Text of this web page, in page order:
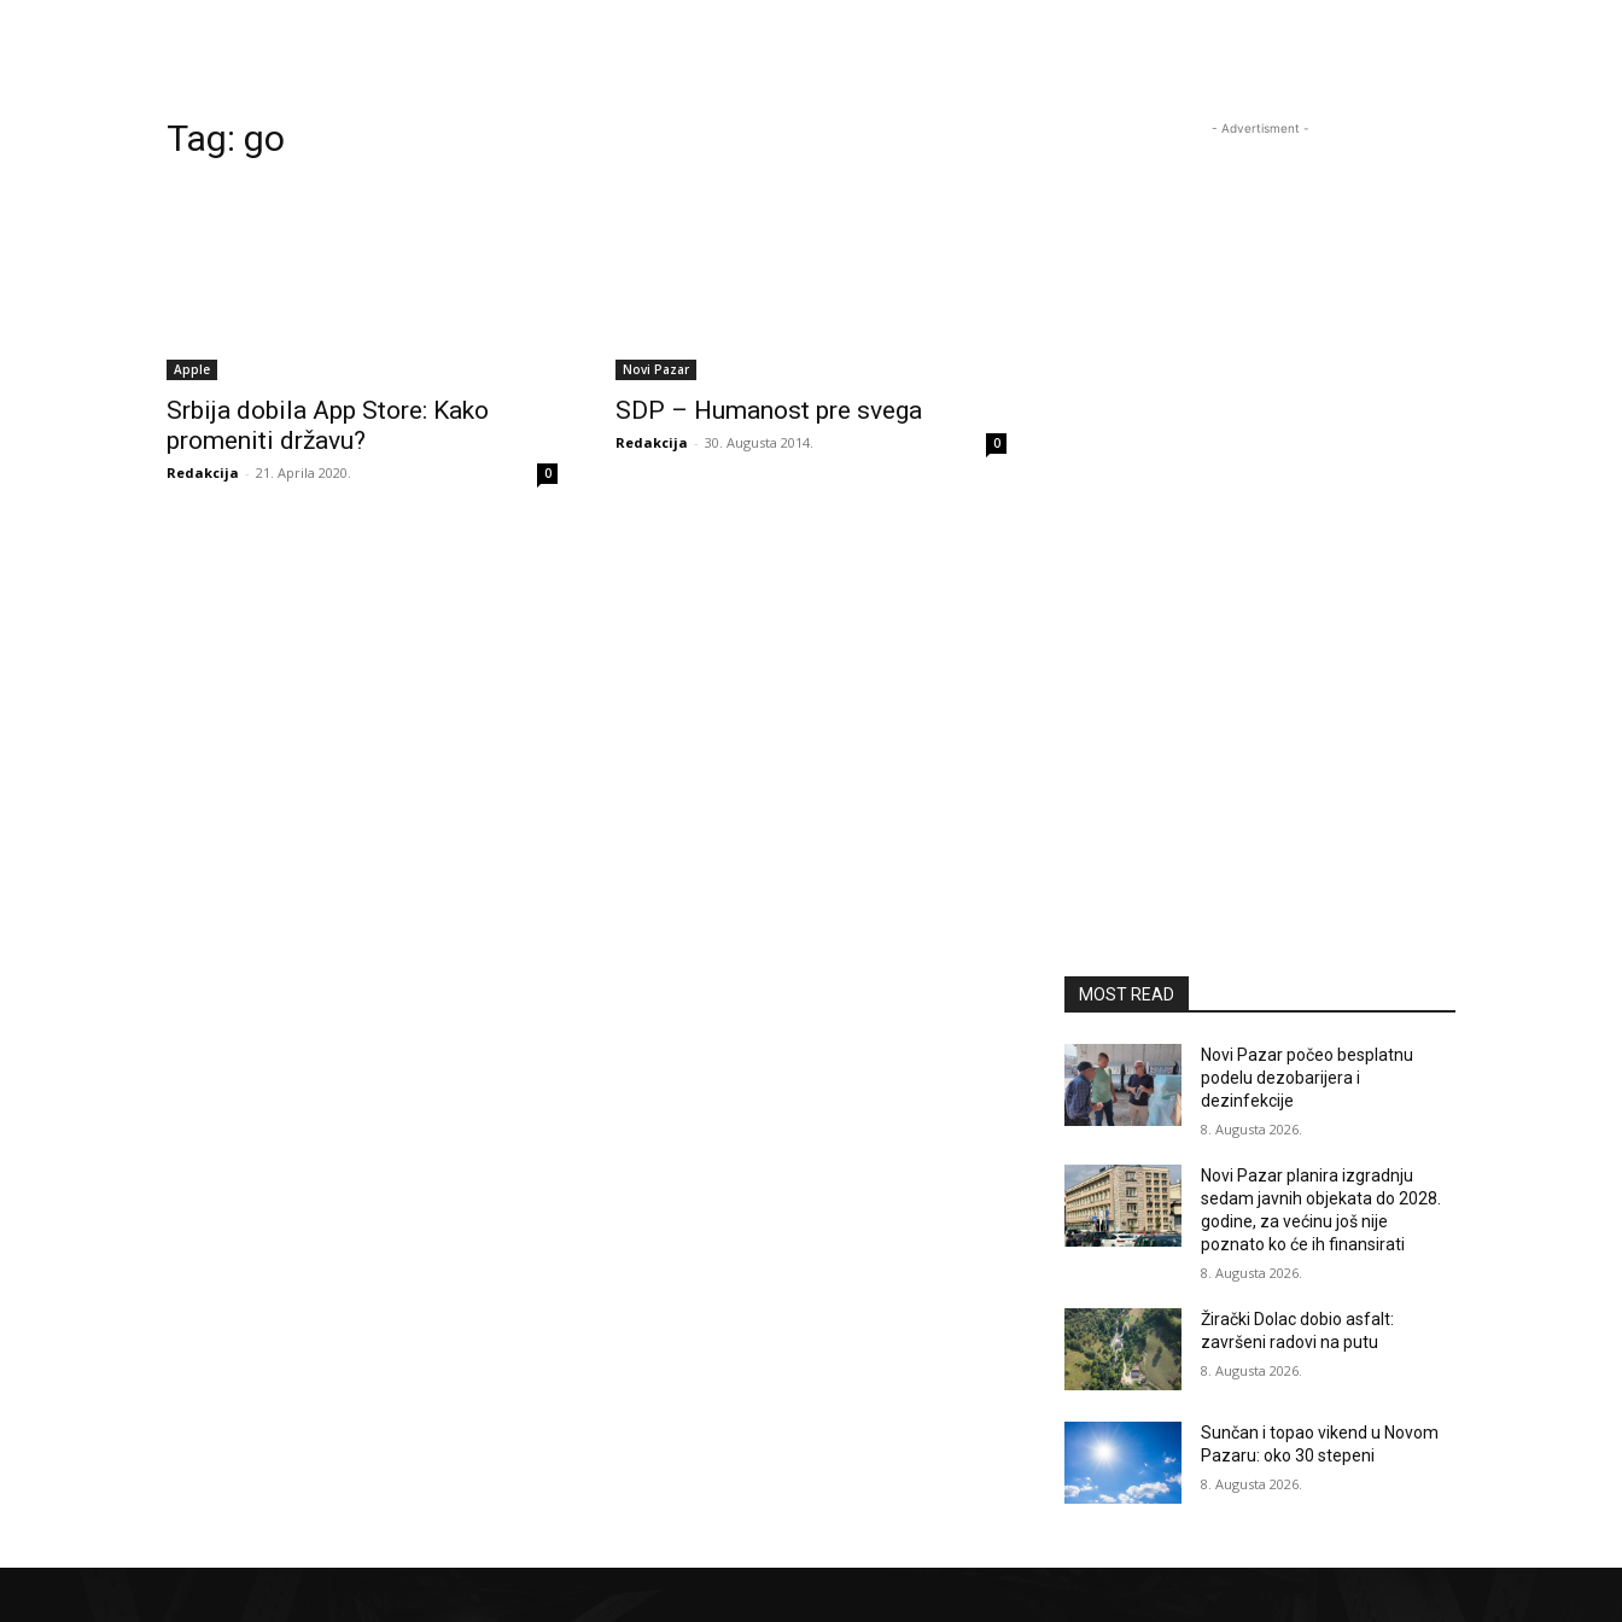
Tag: go
Apple
Srbija dobila App Store: Kako
promeniti državu?
Redakcija - 21. Aprila 2020. 0
Novi Pazar
SDP – Humanost pre svega
Redakcija - 30. Augusta 2014. 0
- Advertisment -
MOST READ
Novi Pazar počeo besplatnu
podelu dezobarijera i
dezinfekcije
8. Augusta 2026.
Novi Pazar planira izgradnju
sedam javnih objekata do 2028.
godine, za većinu još nije
poznato ko će ih finansirati
8. Augusta 2026.
Žirački Dolac dobio asfalt:
završeni radovi na putu
8. Augusta 2026.
Sunčan i topao vikend u Novom
Pazaru: oko 30 stepeni
8. Augusta 2026.